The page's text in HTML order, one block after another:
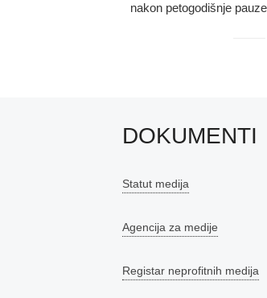
nakon petogodišnje
DOKUMENTI
Statut medija
Agencija za medije
Registar neprofitnih medija